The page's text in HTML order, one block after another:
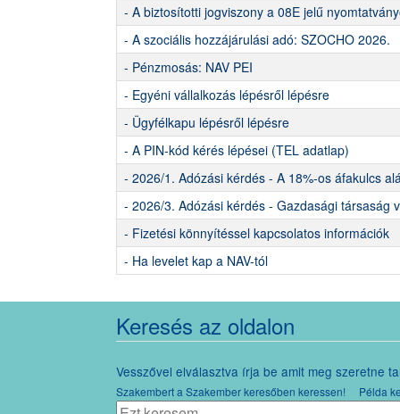
- A biztosítotti jogviszony a 08E jelű
- A szociális hozzájárulási adó: SZOCHO 2026.
- Pénzmosás: NAV PEI
- Egyéni vállalkozás lépésről lépésre
- Ügyfélkapu lépésről lépésre
- A PIN-kód kérés lépései (TEL adatlap)
- 2026/1. Adózási kérdés - A 18%-os áfakulcs
- 2026/3. Adózási kérdés - Gazdasági társaság
- Fizetési könnyítéssel kapcsolatos információk
- Ha levelet kap a NAV-tól
Keresés az oldalon
Vesszővel elválasztva írja be amit meg szeretne
Szakembert a Szakember keresőben keressen! Példa